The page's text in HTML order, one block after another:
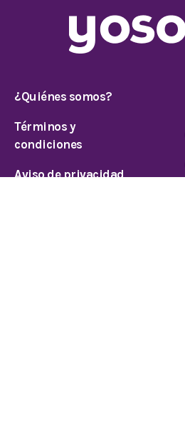
¿Quiénes somos?
Términos y
condiciones
Aviso de privacidad